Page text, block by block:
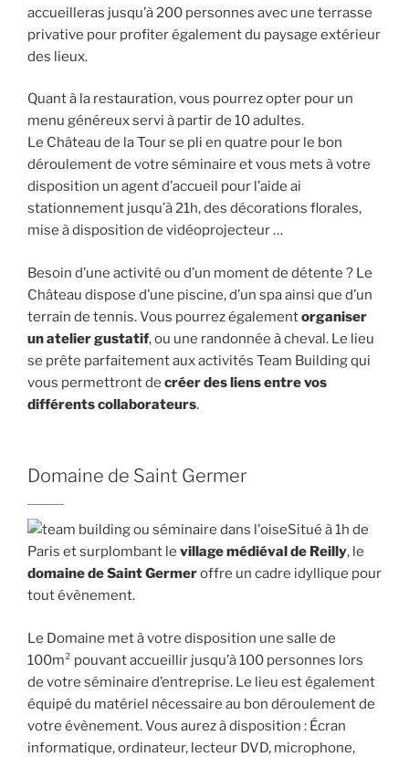
accueilleras jusqu’à 200 personnes avec une terrasse
privative pour profiter également du paysage extérieur
des lieux.
Quant à la restauration, vous pourrez opter pour un
menu généreux servi à partir de 10 adultes.
Le Château de la Tour se pli en quatre pour le bon
déroulement de votre séminaire et vous mets à votre
disposition un agent d’accueil pour l’aide ai
stationnement jusqu’à 21h, des décorations florales,
mise à disposition de vidéoprojecteur …
Besoin d’une activité ou d’un moment de détente ? Le
Château dispose d’une piscine, d’un spa ainsi que d’un
terrain de tennis. Vous pourrez égalementorganiser
un atelier gustatif, ou une randonnée à cheval. Le lieu
se prête parfaitement aux activités Team Building qui
vous permettront de créer des liens entre vos
différents collaborateurs.
Domaine de Saint Germer
Situé à 1h de
Paris et surplombant le village médiéval de Reilly, le
domaine de Saint Germeroffre un cadre idyllique pour
tout évènement.
Le Domaine met à votre disposition une salle de
100m² pouvant accueillir jusqu’à 100 personnes lors
de votre séminaire d’entreprise. Le lieu est également
équipé du matériel nécessaire au bon déroulement de
votre évènement. Vous aurez à disposition : Écran
informatique, ordinateur, lecteur DVD, microphone,